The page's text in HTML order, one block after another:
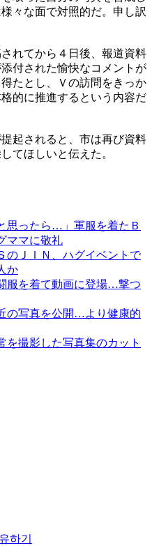
々な面で対照的だ。申し訳
れてから４日後、報道資料
付された愉快なコメントが
たとし、Ｖの訪問をきっか
的に推進するという内容だ
起されると、市は再び資料
てほしいと伝えた。
思ったら…」軍服を着たＢ
ママに敬礼
のＪＩＮ、ハグイベントで
か
服を着て動画に登場…撃つ
の写真を公開…より健康的
を撮影した写真集のカット
하기